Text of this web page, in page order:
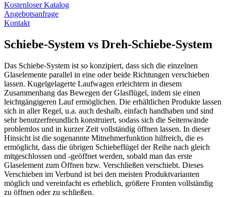
Kostenloser Katalog
Angebotsanfrage
Kontakt
Schiebe-System vs Dreh-Schiebe-System
Das Schiebe-System ist so konzipiert, dass sich die einzelnen
Glaselemente parallel in eine oder beide Richtungen verschieben
lassen. Kugelgelagerte Laufwagen erleichtern in diesem
Zusammenhang das Bewegen der Glasflügel, indem sie einen
leichtgängigeren Lauf ermöglichen. Die erhältlichen Produkte lassen
sich in aller Regel, u.a. auch deshalb, einfach handhaben und sind
sehr benutzerfreundlich konstruiert, sodass sich die Seitenwände
problemlos und in kurzer Zeit vollständig öffnen lassen. In dieser
Hinsicht ist die sogenannte Mitnehmerfunktion hilfreich, die es
ermöglicht, dass die übrigen Schiebeflügel der Reihe nach gleich
mitgeschlossen und -geöffnet werden, sobald man das erste
Glaselement zum Öffnen bzw. Verschließen verschiebt. Dieses
Verschieben im Verbund ist bei den meisten Produktvarianten
möglich und vereinfacht es erheblich, größere Fronten vollständig
zu öffnen oder zu schließen.